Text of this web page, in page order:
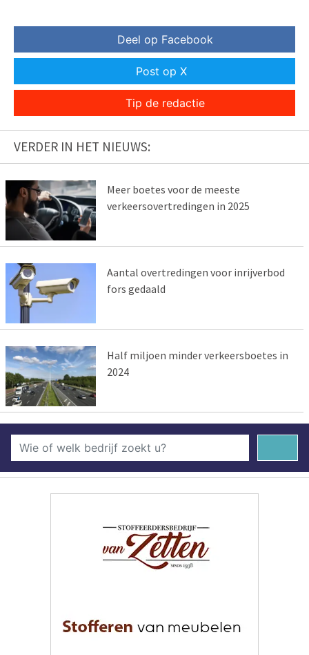
Deel op Facebook
Post op X
Tip de redactie
VERDER IN HET NIEUWS:
Meer boetes voor de meeste
verkeersovertredingen in 2025
Aantal overtredingen voor inrijverbod
fors gedaald
Half miljoen minder verkeersboetes in
2024